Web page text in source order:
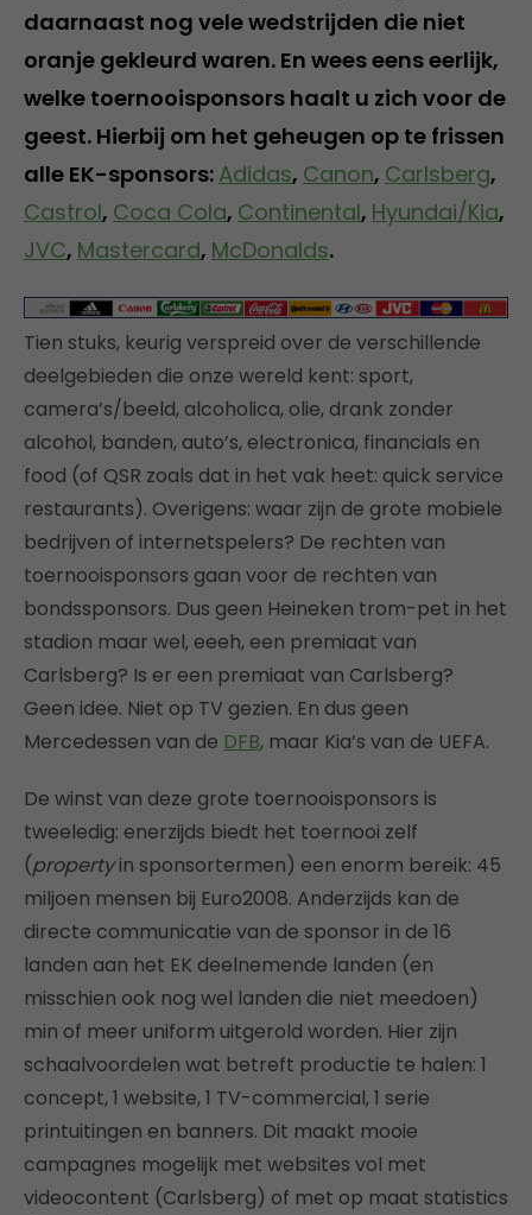
daarnaast nog vele wedstrijden die niet
oranje gekleurd waren. En wees eens eerlijk,
welke toernooisponsors haalt u zich voor de
geest. Hierbij om het geheugen op te frissen
alle EK-sponsors: Adidas, Canon, Carlsberg,
Castrol, Coca Cola, Continental, Hyundai/Kia,
JVC, Mastercard, McDonalds.
Tien stuks, keurig verspreid over de verschillende
deelgebieden die onze wereld kent: sport,
camera’s/beeld, alcoholica, olie, drank zonder
alcohol, banden, auto’s, electronica, financials en
food (of QSR zoals dat in het vak heet: quick service
restaurants). Overigens: waar zijn de grote mobiele
bedrijven of internetspelers? De rechten van
toernooisponsors gaan voor de rechten van
bondssponsors. Dus geen Heineken trom-pet in het
stadion maar wel, eeeh, een premiaat van
Carlsberg? Is er een premiaat van Carlsberg?
Geen idee. Niet op TV gezien. En dus geen
Mercedessen van de DFB, maar Kia’s van de UEFA.
De winst van deze grote toernooisponsors is
tweeledig: enerzijds biedt het toernooi zelf
(propertyin sponsortermen) een enorm bereik: 45
miljoen mensen bij Euro2008. Anderzijds kan de
directe communicatie van de sponsor in de 16
landen aan het EK deelnemende landen (en
misschien ook nog wel landen die niet meedoen)
min of meer uniform uitgerold worden. Hier zijn
schaalvoordelen wat betreft productie te halen: 1
concept, 1 website, 1 TV-commercial, 1 serie
printuitingen en banners. Dit maakt mooie
campagnes mogelijk met websites vol met
videocontent (Carlsberg) of met op maat statistics